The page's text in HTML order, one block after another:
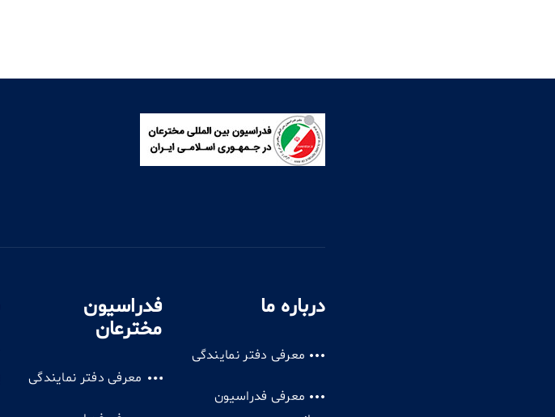
درباره ما
معرفی دفتر نمایندگی
معرفی فدراسیون
فدراسیون
مخترعان
معرفی دفتر نمایندگی